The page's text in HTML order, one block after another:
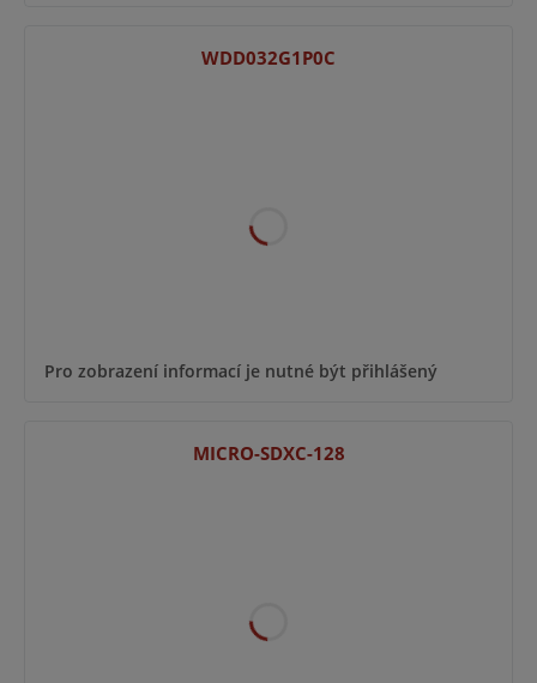
WDD032G1P0C
Pro zobrazení informací je nutné být přihlášený
MICRO-SDXC-128